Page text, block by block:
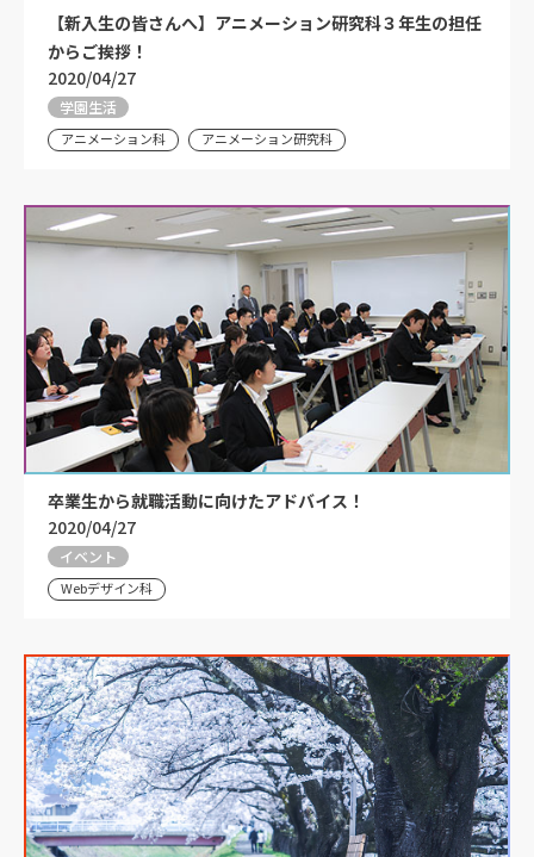
【新入生の皆さんへ】アニメーション研究科３年生の担任
からご挨拶！
2020/04/27
学園生活
アニメーション科 アニメーション研究科
卒業生から就職活動に向けたアドバイス！
2020/04/27
イベント
Webデザイン科